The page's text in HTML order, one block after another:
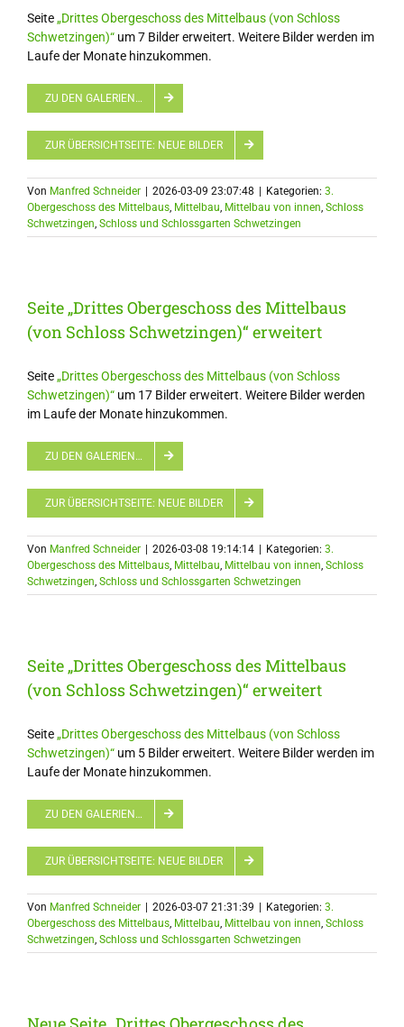
Seite„Drittes Obergeschoss des Mittelbaus (von Schloss
Schwetzingen)“um 7 Bilder erweitert. Weitere Bilder werden im
Laufe der Monate hinzukommen.
ZU DEN GALERIEN…
ZUR ÜBERSICHTSEITE: NEUE BILDER
Von Manfred Schneider 2026-03-09 23:07:48 Kategorien: 3.
Obergeschoss des Mittelbaus, Mittelbau, Mittelbau von innen, Schloss
Schwetzingen, Schloss und Schlossgarten Schwetzingen
Seite „Drittes Obergeschoss des Mittelbaus
(von Schloss Schwetzingen)“ erweitert
Seite„Drittes Obergeschoss des Mittelbaus (von Schloss
Schwetzingen)“um 17 Bilder erweitert. Weitere Bilder werden
im Laufe der Monate hinzukommen.
ZU DEN GALERIEN…
ZUR ÜBERSICHTSEITE: NEUE BILDER
Von Manfred Schneider 2026-03-08 19:14:14 Kategorien: 3.
Obergeschoss des Mittelbaus, Mittelbau, Mittelbau von innen, Schloss
Schwetzingen, Schloss und Schlossgarten Schwetzingen
Seite „Drittes Obergeschoss des Mittelbaus
(von Schloss Schwetzingen)“ erweitert
Seite„Drittes Obergeschoss des Mittelbaus (von Schloss
Schwetzingen)“um 5 Bilder erweitert. Weitere Bilder werden im
Laufe der Monate hinzukommen.
ZU DEN GALERIEN…
ZUR ÜBERSICHTSEITE: NEUE BILDER
Von Manfred Schneider 2026-03-07 21:31:39 Kategorien: 3.
Obergeschoss des Mittelbaus, Mittelbau, Mittelbau von innen, Schloss
Schwetzingen, Schloss und Schlossgarten Schwetzingen